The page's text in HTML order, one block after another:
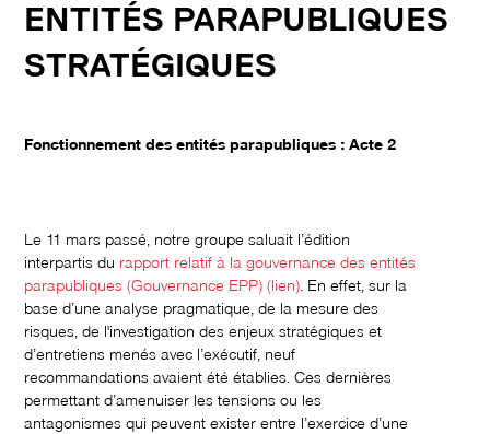
ENTITÉS PARAPUBLIQUES
STRATÉGIQUES
Fonctionnement des entités parapubliques : Acte 2
Le 11 mars passé, notre groupe saluait l’édition
interpartis du rapport relatif à la gouvernance des entités
parapubliques (Gouvernance EPP) (lien) . En effet, sur la
base d’une analyse pragmatique, de la mesure des
risques, de l'investigation des enjeux stratégiques et
d’entretiens menés avec l’exécutif, neuf
recommandations avaient été établies. Ces dernières
permettant d’amenuiser les tensions ou les
antagonismes qui peuvent exister entre l’exercice d’une